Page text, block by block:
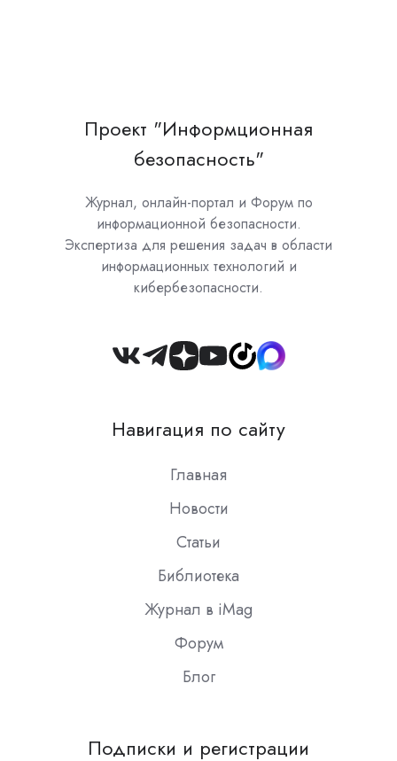
Проект "Информционная
безопасность"
Журнал, онлайн-портал и Форум по
информационной безопасности.
Экспертиза для решения задач в области
информационных технологий и
кибербезопасности.
Join
Slack
Навигация по сайту
Главная
Новости
Статьи
Библиотека
Журнал в iMag
Форум
Блог
Подписки и регистрации